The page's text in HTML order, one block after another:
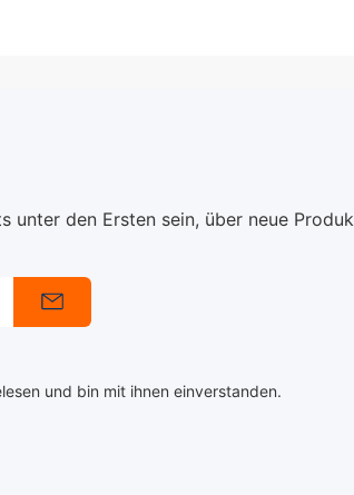
den Ersten sein, über neue
und bin mit ihnen einverstanden.